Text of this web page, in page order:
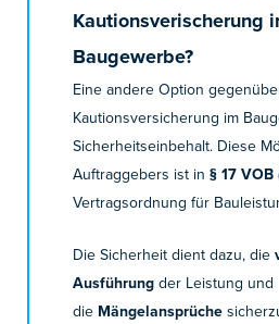
Kautionsverischerung
Baugewerbe?
Eine andere Option
Kautionsversicherung im
Sicherheitseinbehalt. Diese
Auftraggebers ist in§ 17 VOB
Vertragsordnung für
Die Sicherheit dient dazu, die
Ausführung der Leistung und
die Mängelansprüche